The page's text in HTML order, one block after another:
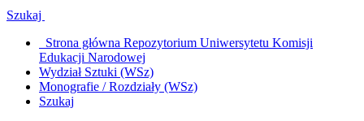
Szukaj
Strona główna Repozytorium Uniwersytetu Komisji
Edukacji Narodowej
Wydział Sztuki (WSz)
Monografie / Rozdziały (WSz)
Szukaj